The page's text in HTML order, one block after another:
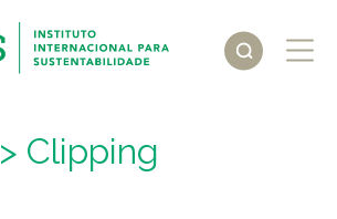
> Clipping